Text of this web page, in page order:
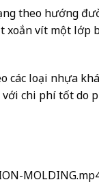
theo hướng
xoắn vít một lớp
các loại nhựa
chi phí tốt do